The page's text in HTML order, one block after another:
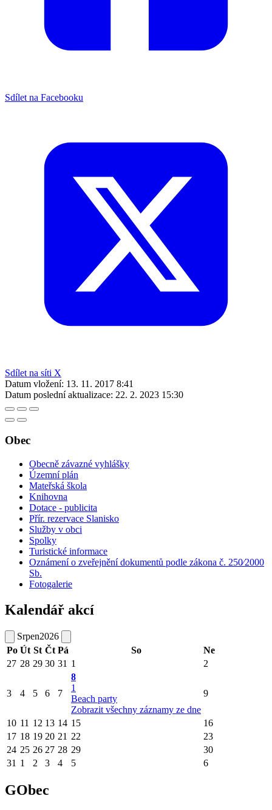
Sdílet na Facebooku
Sdílet na síti X
Datum vložení: 13. 11. 2017 8:41
Datum poslední aktualizace: 22. 2. 2023 15:30
Obec
Obecně závazné vyhlášky
Územní plán
Mateřská škola
Knihovna
Dotace - publicita
Přír. rezervace Slanisko
Služby v obci
Spolky
Turistické informace
Oznámení o zveřejnění dokumentů podle zákona č. 250⁄2000
Sb.
Fotogalerie
Kalendář akcí
Srpen2026
Po Út St Čt Pá So
Ne
27 28 29 30 31 1 2
3 4 5 6 7
8
1
Beach party
Zobrazit všechny záznamy ze dne
9
10 11 12 13 14 15
16
17 18 19 20 21 22
23
24 25 26 27 28 29
30
31 1 2 3 4 5 6
GObec